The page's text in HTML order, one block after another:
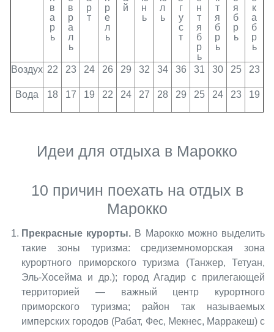
в
а
р
ь
в
р
а
л
ь
р
т
р
е
л
ь
й
н
ь
л
ь
г
у
с
т
н
т
я
б
р
ь
т
я
б
р
ь
я
б
р
ь
к
а
б
р
ь
Воздух 22 23 24 26 29 32 34 36 31 30 25 23
Вода 18 17 19 22 24 27 28 29 25 24 23 19
Идеи для отдыха в Марокко
10 причин поехать на отдых в
Марокко
Прекрасные курорты. В Марокко можно выделить
такие зоны туризма: средиземноморская зона
курортного приморского туризма (Танжер, Тетуан,
Эль-Хосейма и др.); город Агадир с прилегающей
территорией — важный центр курортного
приморского туризма; район так называемых
имперских городов (Рабат, Фес, Мекнес, Марракеш) с